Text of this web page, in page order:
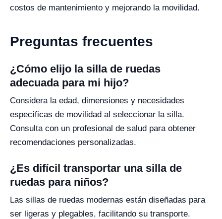
costos de mantenimiento y mejorando la movilidad.
Preguntas frecuentes
¿Cómo elijo la silla de ruedas
adecuada para mi hijo?
Considera la edad, dimensiones y necesidades
específicas de movilidad al seleccionar la silla.
Consulta con un profesional de salud para obtener
recomendaciones personalizadas.
¿Es difícil transportar una silla de
ruedas para niños?
Las sillas de ruedas modernas están diseñadas para
ser ligeras y plegables, facilitando su transporte.